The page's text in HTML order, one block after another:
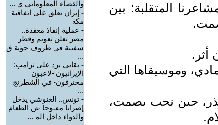
المتقلبة: بين
أثر.
وموسيقاها التي
حين نحب بصمت،
والقضاء المعلوماتي ي ...
- إيران تعلق على اتفاقية
مكة
- عملية إنقاذ معقدة..
مصر تعلن تعويم وقطر
سفينة في ظروف جوية ق
...
- بقائي يرد على ترامب:
الإيرانيون -لاعبون
محترفون- في الشطرنج
...
- تونس.. الغنوشي يدخل
إضرابا مفتوحا عن الطعام
والدواء داخل الم ...